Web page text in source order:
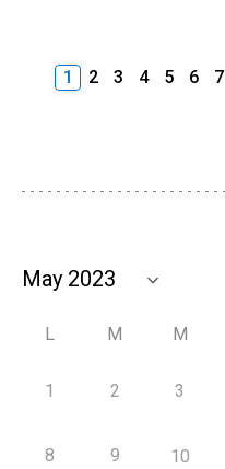
1 2 3 4 5 6 7
L M M
1 2 3
8 9 10